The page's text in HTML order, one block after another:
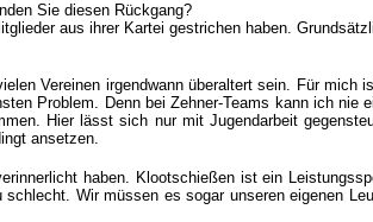
Sie diesen Rückgang?
aus ihrer Kartei gestrichen haben.
Vereinen irgendwann überaltert sein. Für mich
Problem. Denn bei Zehner-Teams kann ich nie
Hier lässt sich nur mit Jugendarbeit
ansetzen.
haben. Klootschießen ist ein
Wir müssen es sogar unseren eigenen